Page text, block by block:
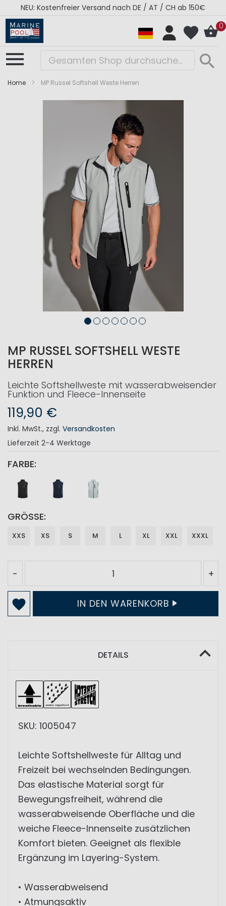
NEU: Kostenfreier Versand nach DE / AT / CH ab 150€
0
Home MP Russel Softshell Weste Herren
MP RUSSEL SOFTSHELL WESTE
HERREN
Leichte Softshellweste mit wasserabweisender
Funktion und Fleece-Innenseite
119,90 €
Inkl. MwSt., zzgl. Versandkosten
Lieferzeit 2-4 Werktage
FARBE
GRÖSSE
XXS XS S M L XL XXL XXXL
- +
IN DEN WARENKORB
DETAILS
SKU: 1005047
Leichte Softshellweste für Alltag und
Freizeit bei wechselnden Bedingungen.
Das elastische Material sorgt für
Bewegungsfreiheit, während die
wasserabweisende Oberfläche und die
weiche Fleece-Innenseite zusätzlichen
Komfort bieten. Geeignet als flexible
Ergänzung im Layering-System.
• Wasserabweisend
• Atmungsaktiv